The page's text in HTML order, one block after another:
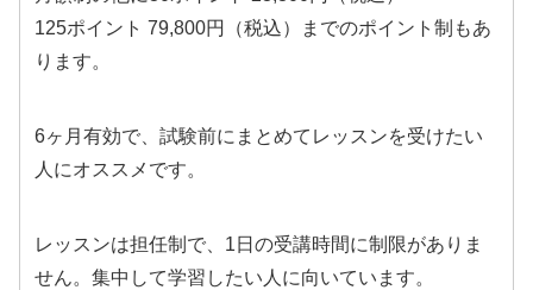
125ポイント 79,800円（税込）までのポイント制もあ
ります。
6ヶ月有効で、試験前にまとめてレッスンを受けたい
人にオススメです。
レッスンは担任制で、1日の受講時間に制限がありま
せん。集中して学習したい人に向いています。